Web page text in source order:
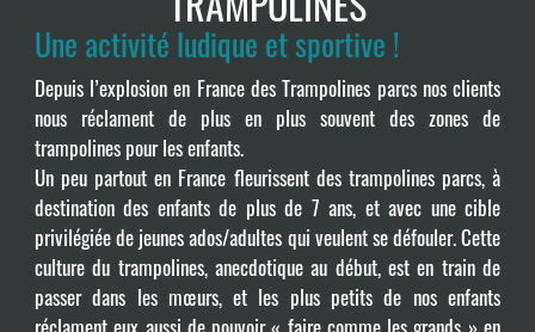
Une activité ludique et sportive !
Depuis l’explosion en France des Trampolines parcs nos clients
nous réclament de plus en plus souvent des zones de
trampolines pour les enfants.
Un peu partout en France fleurissent des trampolines parcs, à
destination des enfants de plus de 7 ans, et avec une cible
privilégiée de jeunes ados/adultes qui veulent se défouler. Cette
culture du trampolines, anecdotique au début, est en train de
passer dans les mœurs, et les plus petits de nos enfants